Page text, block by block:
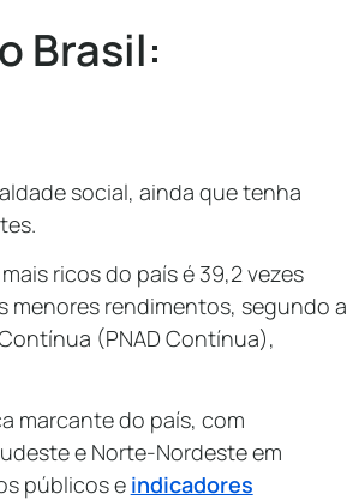
Brasil:
social, ainda que tenha
ricos do país é 39,2 vezes
menores rendimentos, segundo a
(PNAD Contínua),
marcante do país, com
e Norte-Nordeste em
públicos e indicadores